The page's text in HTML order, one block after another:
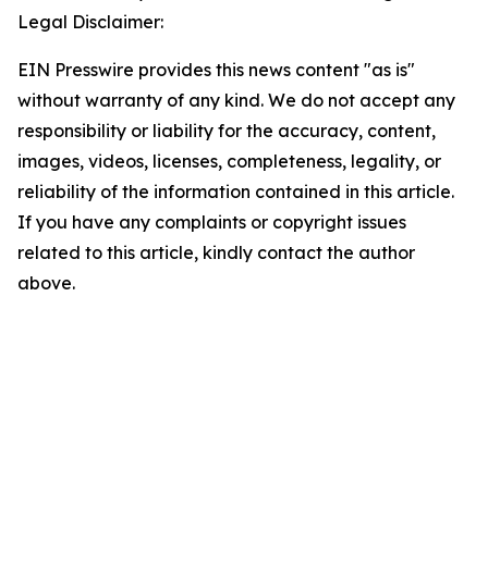
Legal Disclaimer:
EIN Presswire provides this news content "as is"
without warranty of any kind. We do not accept any
responsibility or liability for the accuracy, content,
images, videos, licenses, completeness, legality, or
reliability of the information contained in this article.
If you have any complaints or copyright issues
related to this article, kindly contact the author
above.